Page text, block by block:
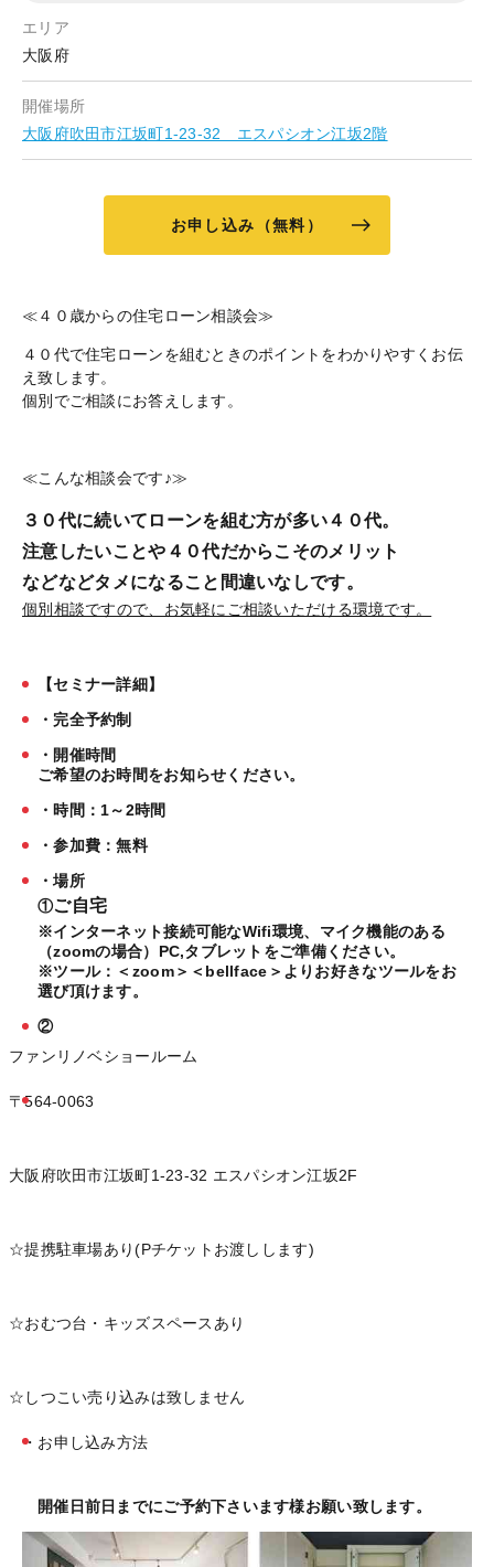
エリア
大阪府
開催場所
大阪府吹田市江坂町1-23-32 エスパシオン江坂2階
お申し込み（無料）
≪４０歳からの住宅ローン相談会≫
４０代で住宅ローンを組むときのポイントをわかりやすくお伝
え致します。
個別でご相談にお答えします。
≪こんな相談会です♪≫
３０代に続いてローンを組む方が多い４０代。
注意したいことや４０代だからこそのメリット
などなどタメになること間違いなしです。
個別相談ですので、お気軽にご相談いただける環境です。
【セミナー詳細】
・完全予約制
・開催時間
ご希望のお時間をお知らせください。
・時間：1～2時間
・参加費：無料
・場所
①ご自宅
※インターネット接続可能なWifi環境、マイク機能のある
（zoomの場合）PC,タブレットをご準備ください。
※ツール：＜zoom＞＜bellface＞よりお好きなツールをお
選び頂けます。
②
ファンリノベショールーム
〒564-0063
大阪府吹田市江坂町1-23-32 エスパシオン江坂2F
☆提携駐車場あり(Pチケットお渡しします)
☆おむつ台・キッズスペースあり
☆しつこい売り込みは致しません
・お申し込み方法
開催日前日までにご予約下さいます様お願い致します。